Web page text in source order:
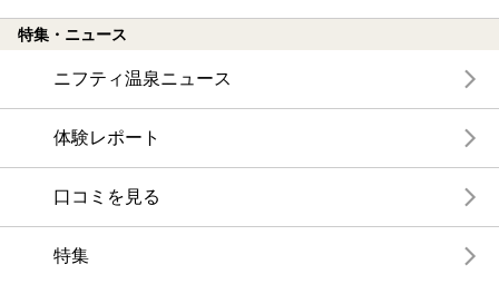
特集・ニュース
ニフティ温泉ニュース
体験レポート
口コミを見る
特集